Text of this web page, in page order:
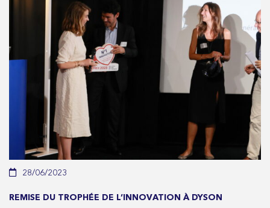
28/06/2023
REMISE DU TROPHÉE DE L’INNOVATION À DYSON